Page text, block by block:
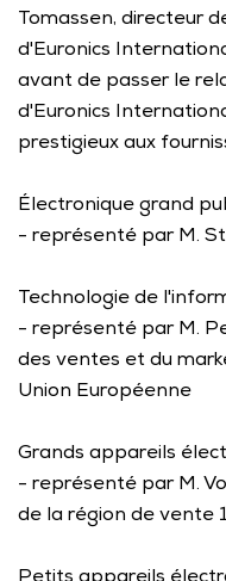
Tomassen, directeur
d'Euronics
avant de passer le
d'Euronics
prestigieux aux
Électronique grand
- représenté par M.
Technologie de
- représenté par M.
des ventes et du
Union Européenne
Grands appareils
- représenté par M.
de la région de vente 1